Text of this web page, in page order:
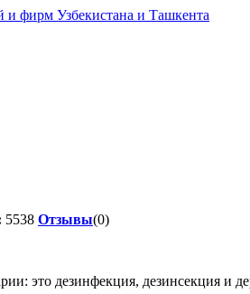
5538 Отзывы(0)
это дезинфекция, дезинсекция и